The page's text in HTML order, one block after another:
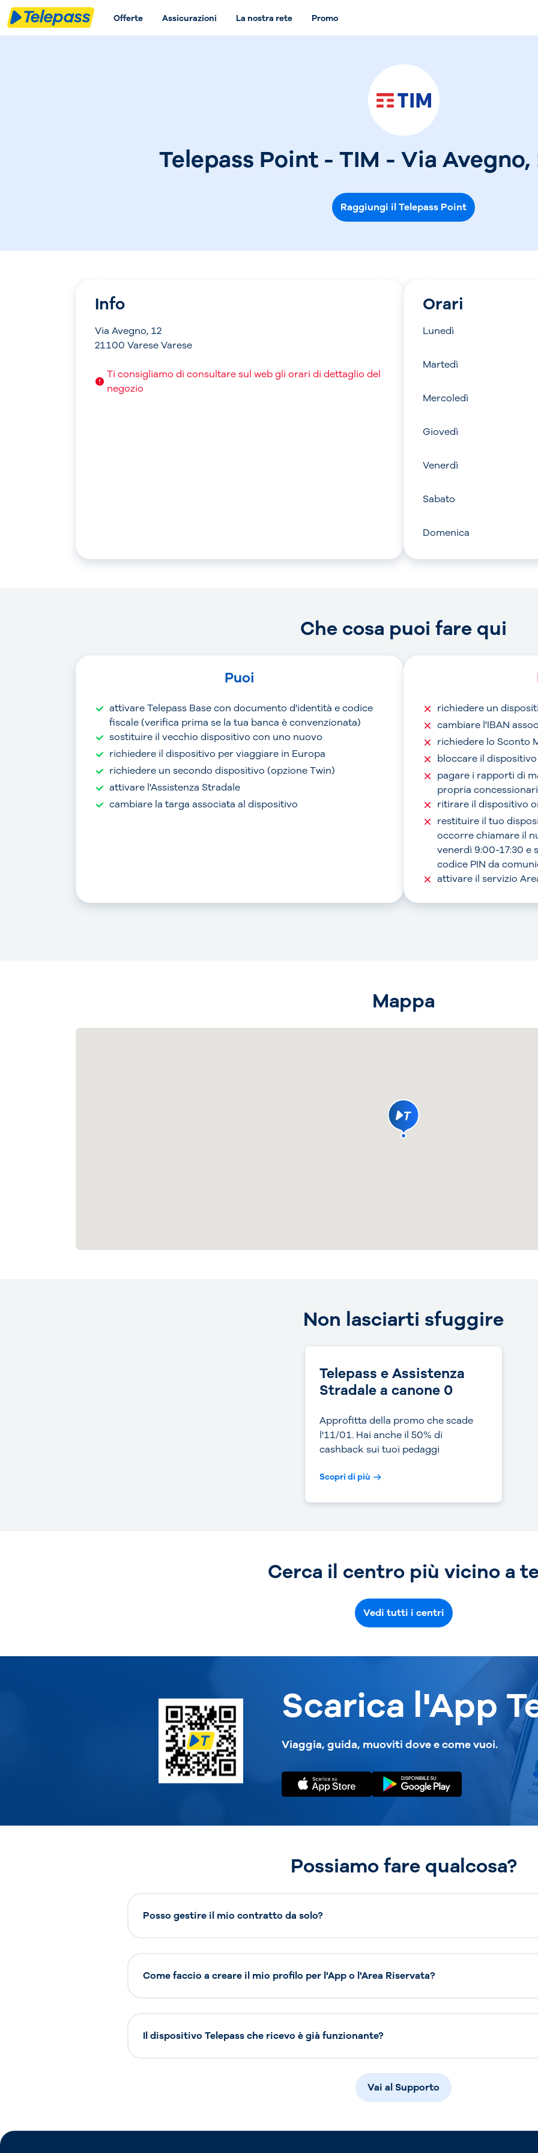
Offerte Assicurazioni La nostra rete Promo
Telepass Point - TIM - Via Avegno,
Raggiungi il Telepass Point
Info
Via Avegno, 12
21100 Varese Varese
Ti consigliamo di consultare sul web gli orari di dettaglio del
negozio
Orari
Lunedì
Martedì
Mercoledì
Giovedì
Venerdì
Sabato
Domenica
Che cosa puoi fare qui
Puoi
attivare Telepass Base con documento d'identità e codice
fiscale (verifica prima se la tua banca è convenzionata)
sostituire il vecchio dispositivo con uno nuovo
richiedere il dispositivo per viaggiare in Europa
richiedere un secondo dispositivo (opzione Twin)
attivare l'Assistenza Stradale
cambiare la targa associata al dispositivo
richiedere un
cambiare l'IBAN
richiedere lo Sconto
bloccare il
pagare i rapporti di
propria
ritirare il dispositivo
restituire il tuo
occorre chiamare il
venerdì 9:00-17:30 e
codice PIN da
attivare il servizio
Mappa
Non lasciarti sfuggire
Telepass e Assistenza
Stradale a canone 0
Approfitta della promo che scade
l'11/01. Hai anche il 50% di
cashback sui tuoi pedaggi
Scopri di più
Cerca il centro più vicino a
Vedi tutti i centri
Scarica l'App
Viaggia, guida, muoviti dove e come vuoi.
Possiamo fare qualcosa?
Posso gestire il mio contratto da solo?
Come faccio a creare il mio profilo per l'App o l'Area Riservata?
Il dispositivo Telepass che ricevo è già funzionante?
Vai al Supporto